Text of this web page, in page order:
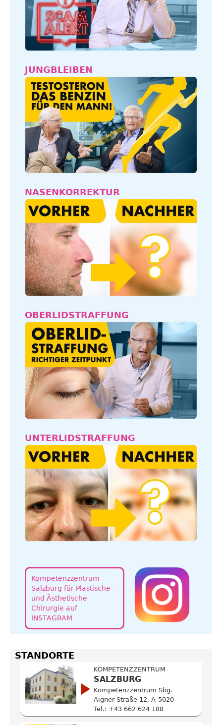
JUNGBLEIBEN
NASENKORREKTUR
OBERLIDSTRAFFUNG
UNTERLIDSTRAFFUNG
Kompetenzzentrum
Salzburg für Plastische-
und Ästhetische
Chirurgie auf
INSTAGRAM
STANDORTE
KOMPETENZZENTRUM
SALZBURG
Kompetenzzentrum Sbg.
Aigner Straße 12, A-5020
Tel.: +43 662 624 188